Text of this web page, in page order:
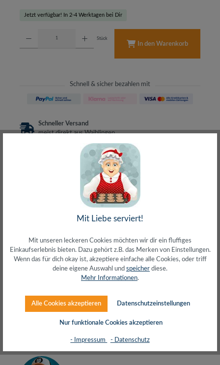
Jetzt verfügbar! In 2-4 Werktagen bei Dir
Stück
In den Warenkorb
Schnell & sicher bezahlen mit
Schneller Versand
meist direkt aus Waiblingen
30 Tage Rückgaberecht
ohne Risiko bestellen
– Frag den Profi!
kostenlos und persönlich
Über 20+ Jahre Erfahrung
wir wissen von was wir sprechen
Beschreibung
Patchkabel CAT.6 RJ45 U/UTP 250MHzUngeschirmtes
Twisted Pair Kabel2 x RJ45 Stecker ungeschirmt4 x 2 x
Herstellerinfos
Mit Liebe serviert!
Mit unseren leckeren Cookies möchten wir dir ein fluffiges
Einkaufserlebnis bieten. Dazu gehört z.B. das Merken von Einstellungen.
Wenn das für dich okay ist, akzeptiere einfache alle Cookies, oder triff
deine eigene Auswahl und speicher diese.
Mehr Informationen.
Alle Cookies akzeptieren Datenschutzeinstellungen
Nur funktionale Cookies akzeptieren
- Impressum - Datenschutz